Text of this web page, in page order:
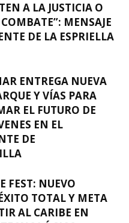
A LA JUSTICIA O
MENSAJE
DE LA ESPRIELLA
ENTREGA NUEVA
Y VÍAS PARA
EL FUTURO DE
EN EL
DE
FEST: NUEVO
TOTAL Y META
AL CARIBE EN